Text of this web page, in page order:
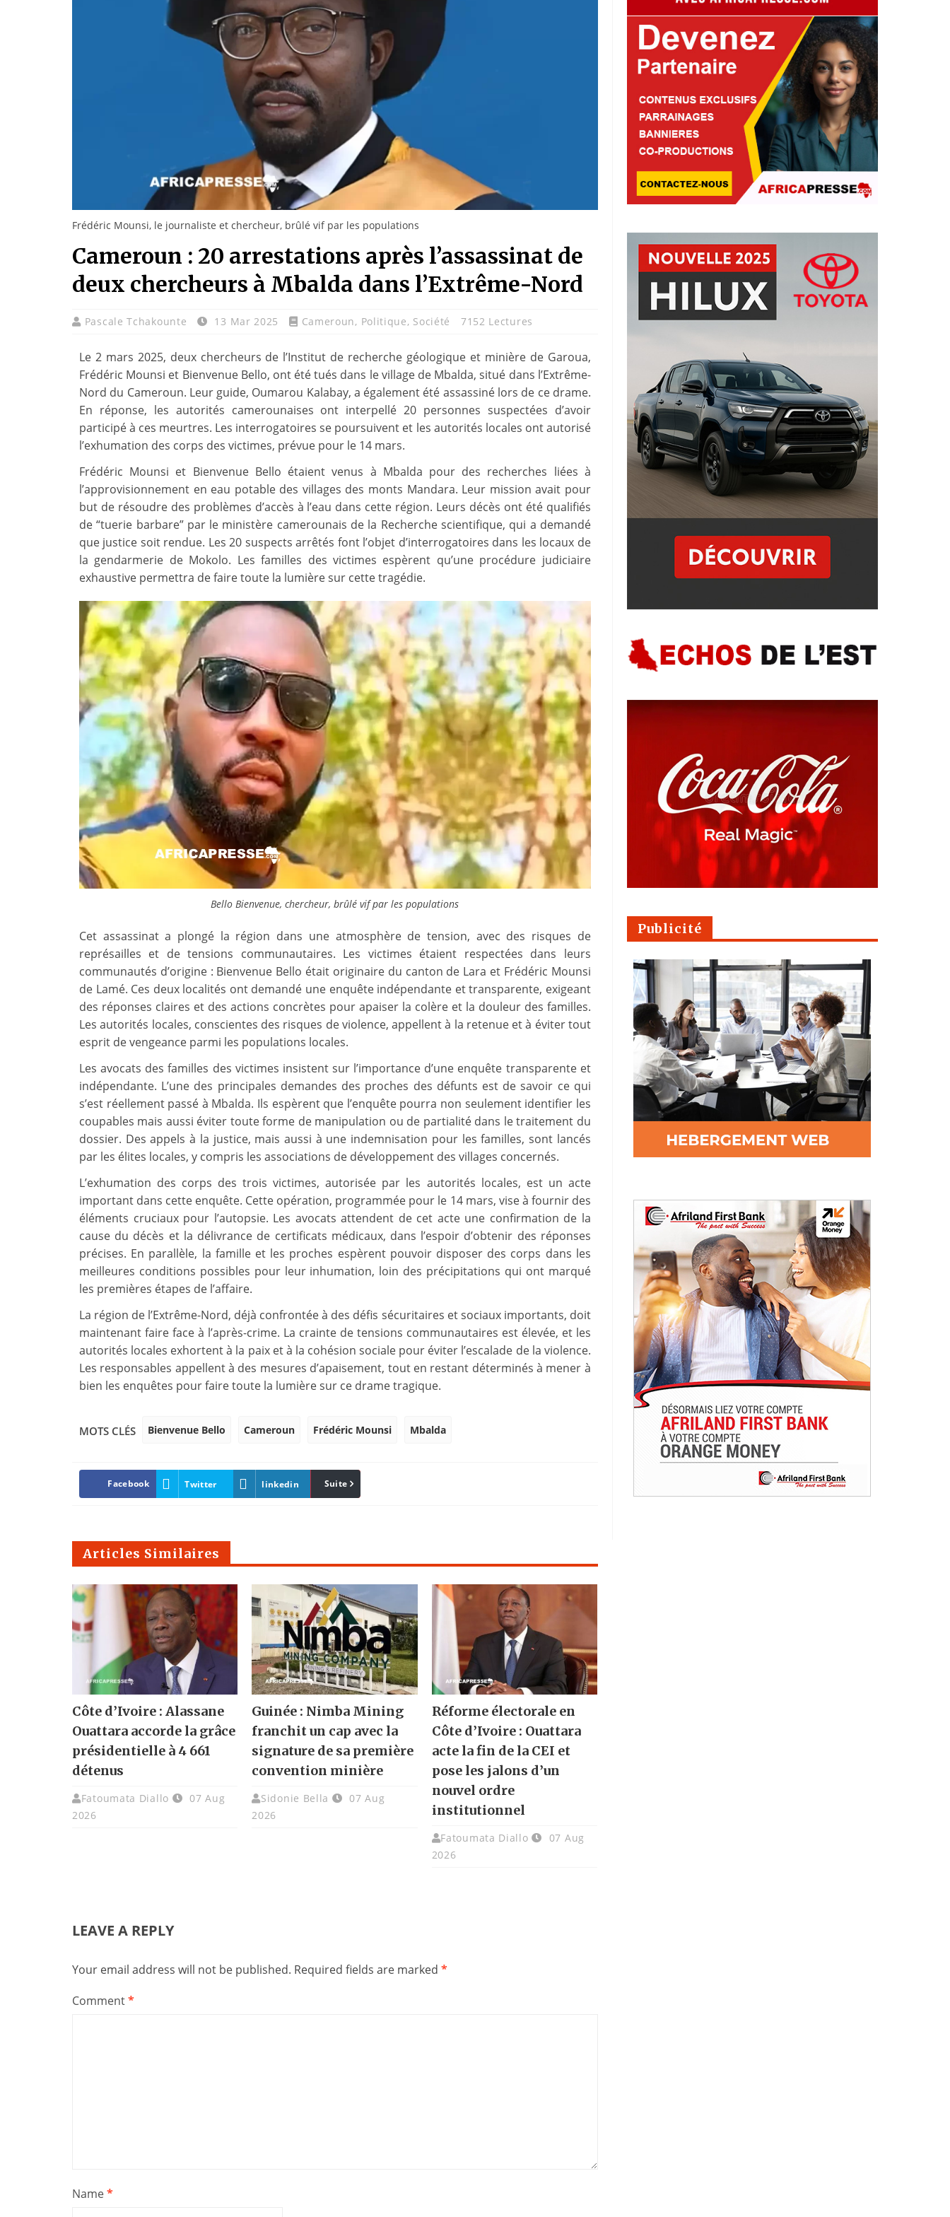
Frédéric Mounsi, le journaliste et chercheur, brûlé vif par les populations
Cameroun : 20 arrestations après l’assassinat de
deux chercheurs à Mbalda dans l’Extrême-Nord
Pascale Tchakounte 13 Mar 2025 Cameroun, Politique, Société 7152 Lectures
Le 2 mars 2025, deux chercheurs de l’Institut de recherche géologique et minière de Garoua,
Frédéric Mounsi et Bienvenue Bello, ont été tués dans le village de Mbalda, situé dans l’Extrême-
Nord du Cameroun. Leur guide, Oumarou Kalabay, a également été assassiné lors de ce drame.
En réponse, les autorités camerounaises ont interpellé 20 personnes suspectées d’avoir
participé à ces meurtres. Les interrogatoires se poursuivent et les autorités locales ont autorisé
l’exhumation des corps des victimes, prévue pour le 14 mars.
Frédéric Mounsi et Bienvenue Bello étaient venus à Mbalda pour des recherches liées à
l’approvisionnement en eau potable des villages des monts Mandara. Leur mission avait pour
but de résoudre des problèmes d’accès à l’eau dans cette région. Leurs décès ont été qualifiés
de “tuerie barbare” par le ministère camerounais de la Recherche scientifique, qui a demandé
que justice soit rendue. Les 20 suspects arrêtés font l’objet d’interrogatoires dans les locaux de
la gendarmerie de Mokolo. Les familles des victimes espèrent qu’une procédure judiciaire
exhaustive permettra de faire toute la lumière sur cette tragédie.
Bello Bienvenue, chercheur, brûlé vif par les populations
Cet assassinat a plongé la région dans une atmosphère de tension, avec des risques de
représailles et de tensions communautaires. Les victimes étaient respectées dans leurs
communautés d’origine : Bienvenue Bello était originaire du canton de Lara et Frédéric Mounsi
de Lamé. Ces deux localités ont demandé une enquête indépendante et transparente, exigeant
des réponses claires et des actions concrètes pour apaiser la colère et la douleur des familles.
Les autorités locales, conscientes des risques de violence, appellent à la retenue et à éviter tout
esprit de vengeance parmi les populations locales.
Les avocats des familles des victimes insistent sur l’importance d’une enquête transparente et
indépendante. L’une des principales demandes des proches des défunts est de savoir ce qui
s’est réellement passé à Mbalda. Ils espèrent que l’enquête pourra non seulement identifier les
coupables mais aussi éviter toute forme de manipulation ou de partialité dans le traitement du
dossier. Des appels à la justice, mais aussi à une indemnisation pour les familles, sont lancés
par les élites locales, y compris les associations de développement des villages concernés.
L’exhumation des corps des trois victimes, autorisée par les autorités locales, est un acte
important dans cette enquête. Cette opération, programmée pour le 14 mars, vise à fournir des
éléments cruciaux pour l’autopsie. Les avocats attendent de cet acte une confirmation de la
cause du décès et la délivrance de certificats médicaux, dans l’espoir d’obtenir des réponses
précises. En parallèle, la famille et les proches espèrent pouvoir disposer des corps dans les
meilleures conditions possibles pour leur inhumation, loin des précipitations qui ont marqué
les premières étapes de l’affaire.
La région de l’Extrême-Nord, déjà confrontée à des défis sécuritaires et sociaux importants, doit
maintenant faire face à l’après-crime. La crainte de tensions communautaires est élevée, et les
autorités locales exhortent à la paix et à la cohésion sociale pour éviter l’escalade de la violence.
Les responsables appellent à des mesures d’apaisement, tout en restant déterminés à mener à
bien les enquêtes pour faire toute la lumière sur ce drame tragique.
MOTS CLÉS Bienvenue Bello Cameroun Frédéric Mounsi Mbalda
Facebook Twitter linkedin Pinterest
Suite
Articles Similaires
Côte d’Ivoire : Alassane
Ouattara accorde la grâce
présidentielle à 4 661
détenus
Fatoumata Diallo
07 Aug
2026
Guinée : Nimba Mining
franchit un cap avec la
signature de sa première
convention minière
Sidonie Bella
07 Aug
2026
Réforme électorale en
Côte d’Ivoire : Ouattara
acte la fin de la CEI et
pose les jalons d’un
nouvel ordre
institutionnel
Fatoumata Diallo
07 Aug
2026
LEAVE A REPLY
Your email address will not be published. Required fields are marked *
Comment*
Name*
Publicité